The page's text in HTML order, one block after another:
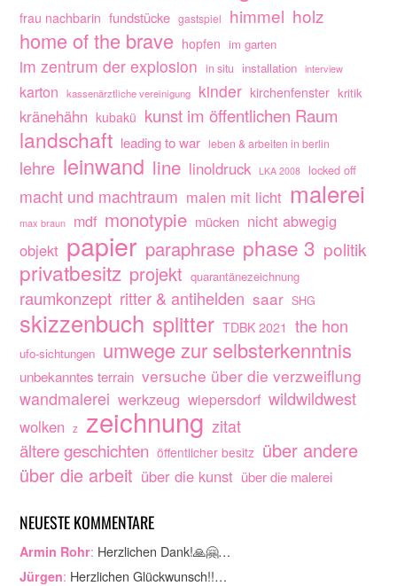
frau nachbarin fundstücke gastspiel himmel holz
home of the brave hopfen im garten
im zentrum der explosion in situ installation interview
karton kassenärztliche vereinigung kinder kirchenfenster kritik
kränehähn kubakü kunst im öffentlichen Raum
landschaft leading to war leben & arbeiten in berlin
lehre leinwand line linoldruck LKA 2008 locked off
macht und machtraum malen mit licht malerei
max braun mdf monotypie mücken nicht abwegig
objekt papier paraphrase phase 3 politik
privatbesitz projekt quarantänezeichnung
raumkonzept ritter & antihelden saar SHG
skizzenbuch splitter TDBK 2021 the hon
ufo-sichtungen umwege zur selbsterkenntnis
unbekanntes terrain versuche über die verzweiflung
wandmalerei werkzeug wiepersdorf wildwildwest
wolken z zeichnung zitat
ältere geschichten öffentlicher besitz über andere
über die arbeit über die kunst über die malerei
NEUESTE KOMMENTARE
Armin Rohr: Herzlichen Dank!🙏🤗…
Jürgen: Herzlichen Glückwunsch!!…